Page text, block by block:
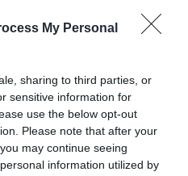
My Personal
sharing to third parties, or
sensitive information for
use the below opt-out
Please note that after your
may continue seeing
information utilized by
HOZ A CSATLAKOZÁSI